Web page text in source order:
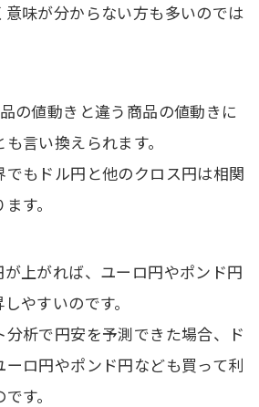
味が分からない方も多いのでは
の値動きと違う商品の値動きに
言い換えられます。
もドル円と他のクロス円は相関
す。
が上がれば、ユーロ円やポンド円
やすいのです。
析で円安を予測できた場合、ド
ロ円やポンド円なども買って利
す。